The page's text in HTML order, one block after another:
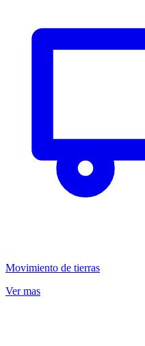
Movimiento de tierras
Ver mas